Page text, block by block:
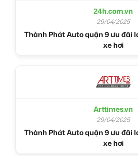
24h.com.vn
29/04/2025
Thành Phát Auto quận 9 ưu đãi
xe hơi
Arttimes.vn
29/04/2025
Thành Phát Auto quận 9 ưu đãi
xe hơi